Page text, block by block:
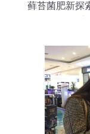
藓苔菌肥新探